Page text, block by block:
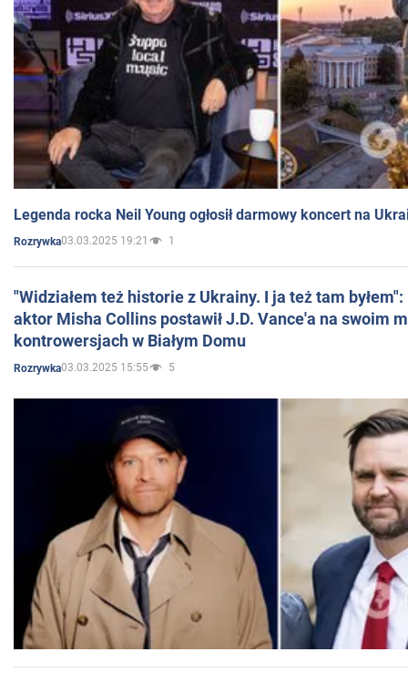
Legenda rocka Neil Young ogłosił darmowy koncert na
Rozrywka03.03.2025 19:21 1
"Widziałem też historie z Ukrainy. I ja też tam
aktor Misha Collins postawił J.D. Vance'a na swoim
kontrowersjach w Białym Domu
Rozrywka03.03.2025 15:55 5